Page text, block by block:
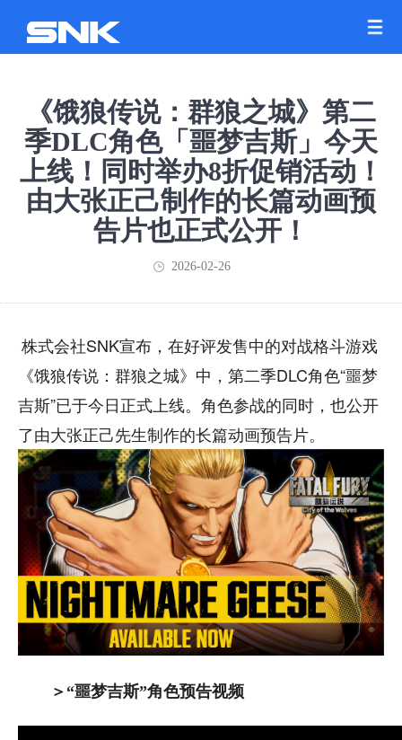
《饿狼传说：群狼之城》第二
季DLC角色「噩梦吉斯」今天
上线！同时举办8折促销活动！
由大张正己制作的长篇动画预
告片也正式公开！
2026-02-26
株式会社SNK宣布，在好评发售中的对战格斗游戏
《饿狼传说：群狼之城》中，第二季DLC角色“噩梦
吉斯”已于今日正式上线。角色参战的同时，也公开
了由大张正己先生制作的长篇动画预告片。
＞“噩梦吉斯”角色预告视频